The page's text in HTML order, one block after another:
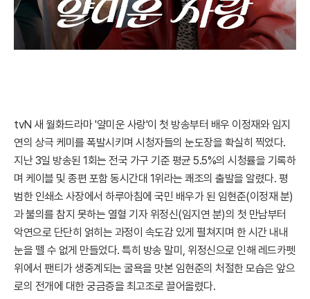
tvN 새 월화드라마 '얄미운 사랑'이 첫 방송부터 배우 이정재와 임지
연의 상극 케미를 폭발시키며 시청자들의 눈도장을 확실히 찍었다.
지난 3일 방송된 1회는 전국 가구 기준 평균 5.5%의 시청률을 기록하
며 케이블 및 종편 포함 동시간대 1위라는 쾌조의 출발을 알렸다. 평
범한 인쇄소 사장에서 하루아침에 국민 배우가 된 임현준(이정재 분)
과 불의를 참지 못하는 열혈 기자 위정신(임지연 분)의 첫 만남부터
악연으로 단단히 얽히는 과정이 속도감 있게 펼쳐지며 한 시간 내내
눈을 뗄 수 없게 만들었다. 특히 방송 말미, 위정신으로 인해 레드카펫
위에서 팬티가 생중계되는 굴욕을 맛본 임현준의 처절한 모습은 앞으
로의 전개에 대한 궁금증을 최고조로 끌어올렸다.